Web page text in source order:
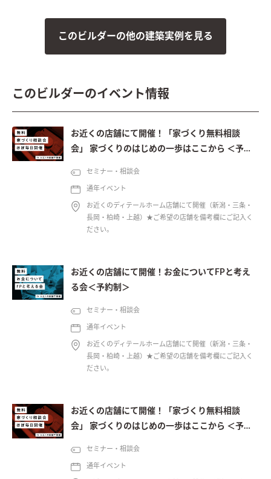
このビルダーの他の建築実例を見る
このビルダーのイベント情報
お近くの店舗にて開催！「家づくり無料相談
会」 家づくりのはじめの一歩はここから ＜予約
セミナー・相談会
通年イベント
お近くのディテールホーム店舗にて開催（新潟・三条・
長岡・柏崎・上越）★ご希望の店舗を備考欄にご記入く
ださい。
お近くの店舗にて開催！お金についてFPと考え
る会＜予約制＞
セミナー・相談会
通年イベント
お近くのディテールホーム店舗にて開催（新潟・三条・
長岡・柏崎・上越）★ご希望の店舗を備考欄にご記入く
ださい。
お近くの店舗にて開催！「家づくり無料相談
会」 家づくりのはじめの一歩はここから ＜予約
セミナー・相談会
通年イベント